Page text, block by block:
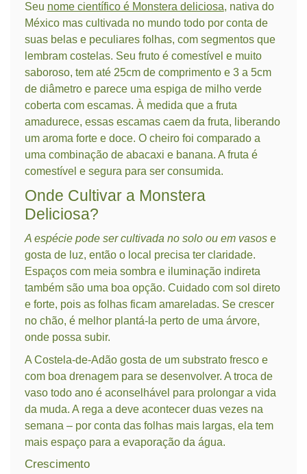
Seu nome científico é Monstera deliciosa, nativa do
México mas cultivada no mundo todo por conta de
suas belas e peculiares folhas, com segmentos que
lembram costelas. Seu fruto é comestível e muito
saboroso, tem até 25cm de comprimento e 3 a 5cm
de diâmetro e parece uma espiga de milho verde
coberta com escamas. À medida que a fruta
amadurece, essas escamas caem da fruta, liberando
um aroma forte e doce. O cheiro foi comparado a
uma combinação de abacaxi e banana. A fruta é
comestível e segura para ser consumida.
Onde Cultivar a Monstera
Deliciosa?
A espécie pode ser cultivada no solo ou em vasose
gosta de luz, então o local precisa ter claridade.
Espaços com meia sombra e iluminação indireta
também são uma boa opção. Cuidado com sol direto
e forte, pois as folhas ficam amareladas. Se crescer
no chão, é melhor plantá-la perto de uma árvore,
onde possa subir.
A Costela-de-Adão gosta de um substrato fresco e
com boa drenagem para se desenvolver. A troca de
vaso todo ano é aconselhável para prolongar a vida
da muda. A rega a deve acontecer duas vezes na
semana – por conta das folhas mais largas, ela tem
mais espaço para a evaporação da água.
Crescimento